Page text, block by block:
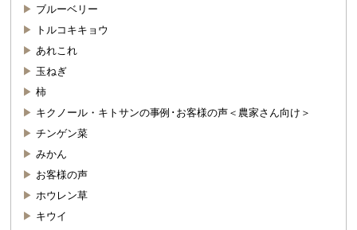
ブルーベリー
トルコキキョウ
あれこれ
玉ねぎ
柿
キクノール・キトサンの事例･お客様の声＜農家さん向け＞
チンゲン菜
みかん
お客様の声
ホウレン草
キウイ